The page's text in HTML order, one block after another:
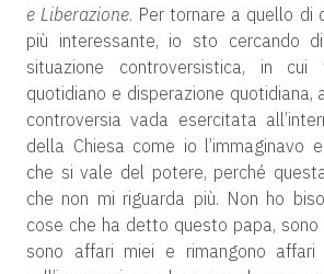
e Liberazione. Per tornare a quello di
più interessante, io sto cercando
situazione controversistica, in cui
quotidiano e disperazione quotidiana,
controversia vada esercitata
della Chiesa come io l’immaginavo
che si vale del potere, perché
che non mi riguarda più. Non ho
cose che ha detto questo papa, sono
sono affari miei e rimangono